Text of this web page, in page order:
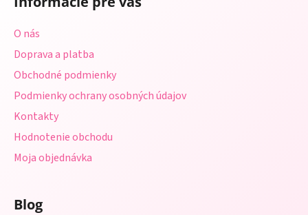
O nás
Doprava a platba
Obchodné podmienky
Podmienky ochrany osobných údajov
Kontakty
Hodnotenie obchodu
Moja objednávka
Blog